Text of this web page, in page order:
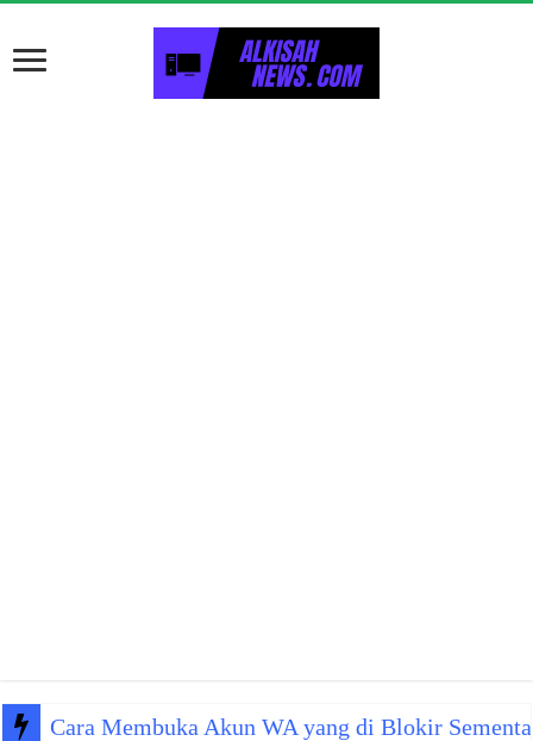
Cara Membuka Akun WA yang di Blokir